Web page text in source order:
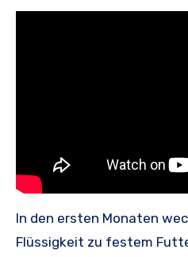
In den ersten Monaten
Flüssigkeit zu festem